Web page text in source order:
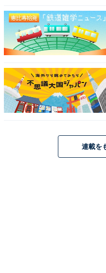
アクセス・料金情報は？
アクセス
アクセス：【車】高速道
国道219号線を西都方面へ
県道24号線へ。二つ目の
を左折し、ウイント総合セ
ス停（西都バスセンター
連載を